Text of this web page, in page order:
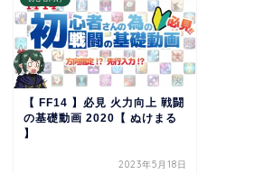
【 FF14 】必見 火力向上 戦闘
の基礎動画 2020【 ぬけまる
】
2023年5月18日